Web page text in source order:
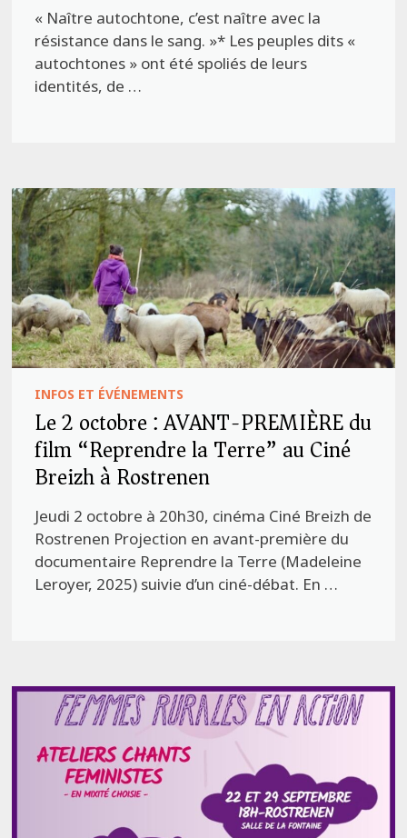
« Naître autochtone, c’est naître avec la
résistance dans le sang. »* Les peuples dits «
autochtones » ont été spoliés de leurs
identités, de …
INFOS ET ÉVÉNEMENTS
Le 2 octobre : AVANT-PREMIÈRE du
film “Reprendre la Terre” au Ciné
Breizh à Rostrenen
Jeudi 2 octobre à 20h30, cinéma Ciné Breizh de
Rostrenen Projection en avant-première du
documentaire Reprendre la Terre (Madeleine
Leroyer, 2025) suivie d’un ciné-débat. En …